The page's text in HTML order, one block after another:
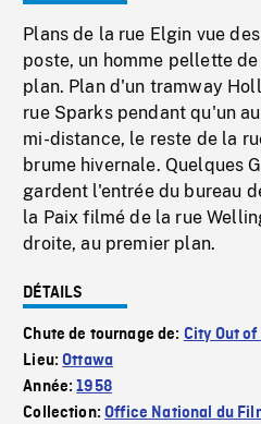
Plans de la rue Elgin vue
poste, un homme pellette
plan. Plan d'un tramway
rue Sparks pendant qu'un
mi-distance, le reste de la
brume hivernale. Quelques
gardent l'entrée du bureau
la Paix filmé de la rue
droite, au premier plan.
DÉTAILS
Chute de tournage de: City Out of
Lieu:Ottawa
Année:1958
Collection:Office National du